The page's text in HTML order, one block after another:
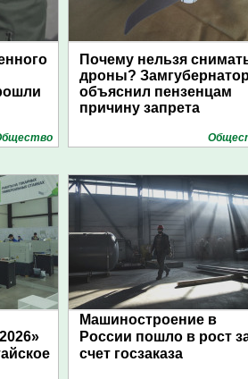
Почему нельзя
дроны?
объяснил пензенцам
причину запрета
Машиностроение в
России пошло в рост
счет госзаказа